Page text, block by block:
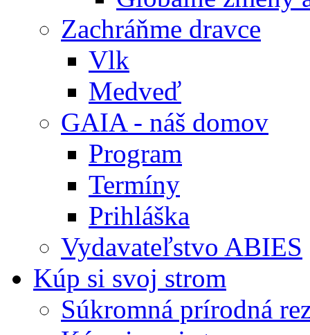
Zachráňme dravce
Vlk
Medveď
GAIA - náš domov
Program
Termíny
Prihláška
Vydavateľstvo ABIES
Kúp si svoj strom
Súkromná prírodná